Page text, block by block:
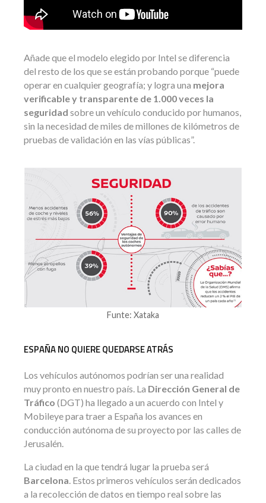
Añade que el modelo elegido por Intel se diferencia
del resto de los que se están probando porque “puede
operar en cualquier geografía; y logra una mejora
verificable y transparente de 1.000 veces la
seguridad sobre un vehículo conducido por humanos,
sin la necesidad de miles de millones de kilómetros de
pruebas de validación en las vías públicas”.
Funte: Xataka
ESPAÑA NO QUIERE QUEDARSE ATRÁS
Los vehículos autónomos podrían ser una realidad
muy pronto en nuestro país. La Dirección General de
Tráfico (DGT) ha llegado a un acuerdo con Intel y
Mobileye para traer a España los avances en
conducción autónoma de su proyecto por las calles de
Jerusalén.
La ciudad en la que tendrá lugar la prueba será
Barcelona . Estos primeros vehículos serán dedicados
a la recolección de datos en tiempo real sobre las